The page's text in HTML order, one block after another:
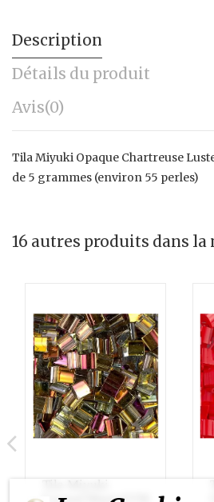
Description
Détails du produit
Avis(0)
Tila Miyuki Opaque Chartreuse
de 5 grammes (environ 55 perles)
16 autres produits dans la
Crystal/Marea(VM)